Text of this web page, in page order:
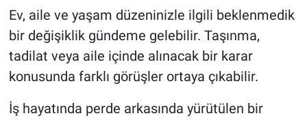
Ev, aile ve yaşam düzeninizle ilgili beklenmedik
bir değişiklik gündeme gelebilir. Taşınma,
tadilat veya aile içinde alınacak bir karar
konusunda farklı görüşler ortaya çıkabilir.
İş hayatında perde arkasında yürütülen bir